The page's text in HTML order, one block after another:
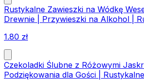
Rustykalne Zawieszki na Wódkę
Drewnie | Przywieszki na Alkohol |
1.80 zł
Czekoladki Ślubne z Różowymi
Podziękowania dla Gości |